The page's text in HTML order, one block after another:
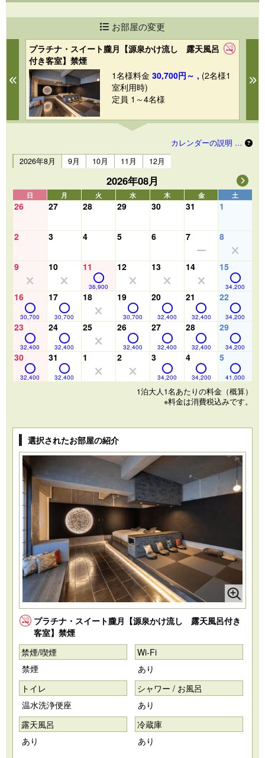
お部屋の変更
Previous
プラチナ・スイート朧月【源泉かけ流し 露天風呂
付き客室】禁煙
1名様料金 30,700円～ , (2名様1
室利用時)
定員 1～4名様
カレンダーの説明 …
2026年8月
9月 10月 11月 12月
2026年08月
日 月 火 水 木 金 土
26 27 28 29 30 31 1
2 3 4 5 6 7 8
9 10 11
36,900
12 13 14 15
34,200
16
30,700
17
30,700
18 19
30,700
20
32,400
21
32,400
22
34,200
23
32,400
24
32,400
25 26
32,400
27
32,400
28
32,400
29
34,200
30
32,400
31
32,400
1 2 3
34,200
4
34,200
5
41,000
1泊大人1名あたりの料金（概算）
※料金は消費税込みです。
選択されたお部屋の紹介
プラチナ・スイート朧月【源泉かけ流し 露天風呂付き
客室】禁煙
禁煙/喫煙
禁煙
Wi-Fi
あり
トイレ
温水洗浄便座
シャワー / お風呂
あり
露天風呂
あり
冷蔵庫
あり